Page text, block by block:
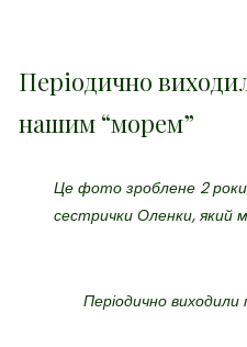
Періодично
нашим “морем”
Це фото зроблене 2
сестрички Оленки, який
Періодично